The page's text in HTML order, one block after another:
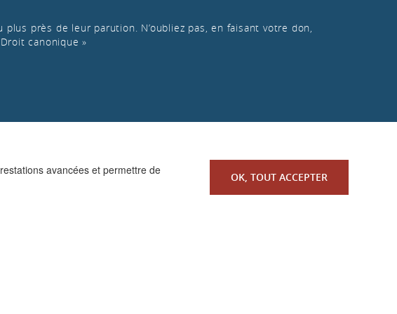
avancées et permettre de
OK, TOUT ACCEPTER
près de leur parution. N’oubliez pas, en faisant votre don,
canonique »